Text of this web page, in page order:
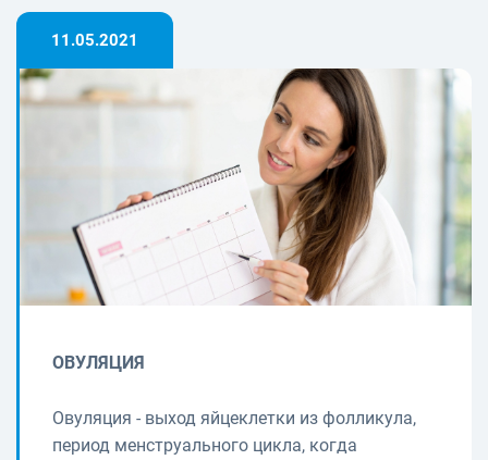
11.05.2021
ОВУЛЯЦИЯ
Овуляция - выход яйцеклетки из фолликула,
период менструального цикла, когда